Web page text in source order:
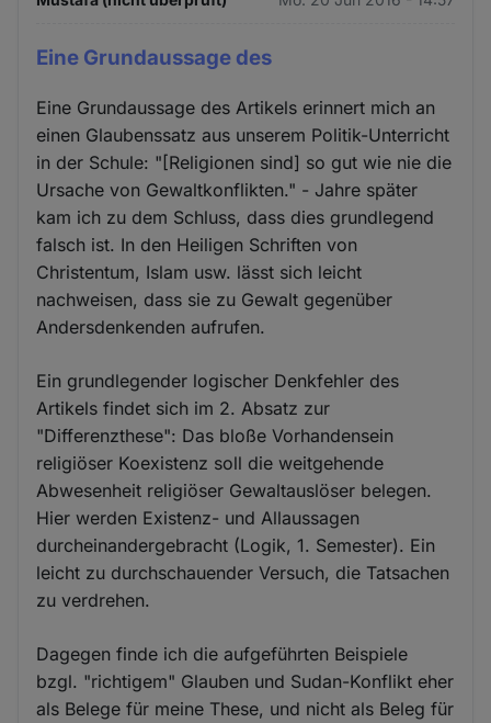
Eine Grundaussage des
Eine Grundaussage des Artikels erinnert mich an
einen Glaubenssatz aus unserem Politik-Unterricht
in der Schule: "[Religionen sind] so gut wie nie die
Ursache von Gewaltkonflikten." - Jahre später
kam ich zu dem Schluss, dass dies grundlegend
falsch ist. In den Heiligen Schriften von
Christentum, Islam usw. lässt sich leicht
nachweisen, dass sie zu Gewalt gegenüber
Andersdenkenden aufrufen.
Ein grundlegender logischer Denkfehler des
Artikels findet sich im 2. Absatz zur
"Differenzthese": Das bloße Vorhandensein
religiöser Koexistenz soll die weitgehende
Abwesenheit religiöser Gewaltauslöser belegen.
Hier werden Existenz- und Allaussagen
durcheinandergebracht (Logik, 1. Semester). Ein
leicht zu durchschauender Versuch, die Tatsachen
zu verdrehen.
Dagegen finde ich die aufgeführten Beispiele
bzgl. "richtigem" Glauben und Sudan-Konflikt eher
als Belege für meine These, und nicht als Beleg für